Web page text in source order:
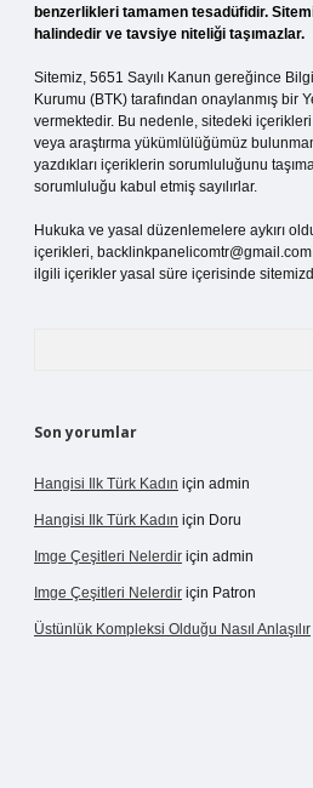
benzerlikleri tamamen tesadüfidir.
halindedir ve tavsiye niteliği taşımazlar.
Sitemiz, 5651 Sayılı Kanun gereğince
Kurumu (BTK) tarafından onaylanmış bir
vermektedir. Bu nedenle, sitedeki
veya araştırma yükümlülüğümüz
yazdıkları içeriklerin sorumluluğunu
sorumluluğu kabul etmiş sayılırlar.
Hukuka ve yasal düzenlemelere aykırı
içerikleri, backlinkpanelicomtr@gmail.com
ilgili içerikler yasal süre içerisinde
Son yorumlar
Hangisi Ilk Türk Kadın için admin
Hangisi Ilk Türk Kadın için Doru
Imge Çeşitleri Nelerdir için admin
Imge Çeşitleri Nelerdir için Patron
Üstünlük Kompleksi Olduğu Nasıl Anlaşılır